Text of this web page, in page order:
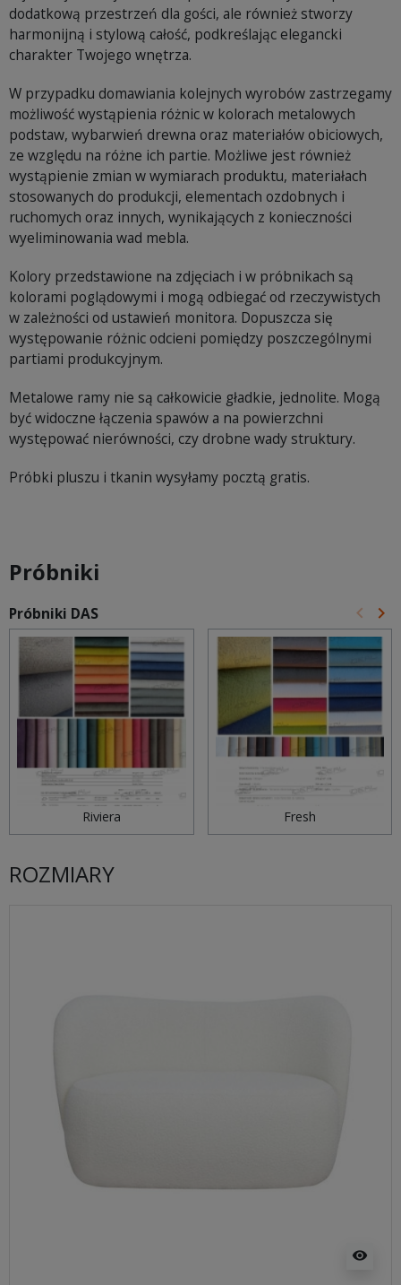
dodatkową przestrzeń dla gości, ale również stworzy
harmonijną i stylową całość, podkreślając elegancki
charakter Twojego wnętrza.
W przypadku domawiania kolejnych wyrobów zastrzegamy
możliwość wystąpienia różnic w kolorach metalowych
podstaw, wybarwień drewna oraz materiałów obiciowych,
ze względu na różne ich partie. Możliwe jest również
wystąpienie zmian w wymiarach produktu, materiałach
stosowanych do produkcji, elementach ozdobnych i
ruchomych oraz innych, wynikających z konieczności
wyeliminowania wad mebla.
Kolory przedstawione na zdjęciach i w próbnikach są
kolorami poglądowymi i mogą odbiegać od rzeczywistych
w zależności od ustawień monitora. Dopuszcza się
występowanie różnic odcieni pomiędzy poszczególnymi
partiami produkcyjnym.
Metalowe ramy nie są całkowicie gładkie, jednolite. Mogą
być widoczne łączenia spawów a na powierzchni
występować nierówności, czy drobne wady struktury.
Próbki pluszu i tkanin wysyłamy pocztą gratis.
Próbniki
Próbniki DAS keyboard_arrow_left keyboard_arrow_right
Riviera Fresh
ROZMIARY
visibility